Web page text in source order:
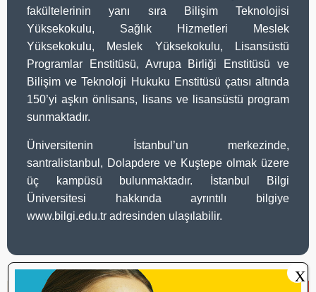
fakültelerinin yanı sıra Bilişim Teknolojisi
Yüksekokulu, Sağlık Hizmetleri Meslek
Yüksekokulu, Meslek Yüksekokulu, Lisansüstü
Programlar Enstitüsü, Avrupa Birliği Enstitüsü ve
Bilişim ve Teknoloji Hukuku Enstitüsü çatısı altında
150’yi aşkın önlisans, lisans ve lisansüstü program
sunmaktadır.
Üniversitenin İstanbul’un merkezinde,
santralistanbul, Dolapdere ve Kuştepe olmak üzere
üç kampüsü bulunmaktadır. İstanbul Bilgi
Üniversitesi hakkında ayrıntılı bilgiye
www.bilgi.edu.tr adresinden ulaşılabilir.
X